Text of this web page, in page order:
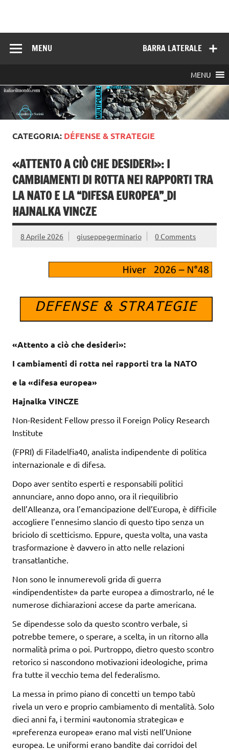
BARRA LATERALE
MENU
MENU
CATEGORIA: DÉFENSE & STRATEGIE
«ATTENTO A CIÒ CHE DESIDERI»: I
CAMBIAMENTI DI ROTTA NEI RAPPORTI TRA
LA NATO E LA “DIFESA EUROPEA”_DI
HAJNALKA VINCZE
8 Aprile 2026 giuseppegerminario 0 Comments
«Attento a ciò che desideri»:
I cambiamenti di rotta nei rapporti tra la NATO
e la «difesa europea»
Hajnalka VINCZE
Non-Resident Fellow presso il Foreign Policy Research
Institute
(FPRI) di Filadelfia40, analista indipendente di politica
internazionale e di difesa.
Dopo aver sentito esperti e responsabili politici
annunciare, anno dopo anno, ora il riequilibrio
dell’Alleanza, ora l’emancipazione dell’Europa, è difficile
accogliere l’ennesimo slancio di questo tipo senza un
briciolo di scetticismo. Eppure, questa volta, una vasta
trasformazione è davvero in atto nelle relazioni
transatlantiche.
Non sono le innumerevoli grida di guerra
«indipendentiste» da parte europea a dimostrarlo, né le
numerose dichiarazioni accese da parte americana.
Se dipendesse solo da questo scontro verbale, si
potrebbe temere, o sperare, a scelta, in un ritorno alla
normalità prima o poi. Purtroppo, dietro questo scontro
retorico si nascondono motivazioni ideologiche, prima
fra tutte il vecchio tema del federalismo.
La messa in primo piano di concetti un tempo tabù
rivela un vero e proprio cambiamento di mentalità. Solo
dieci anni fa, i termini «autonomia strategica» e
«preferenza europea» erano mal visti nell’Unione
europea. Le uniformi erano bandite dai corridoi del